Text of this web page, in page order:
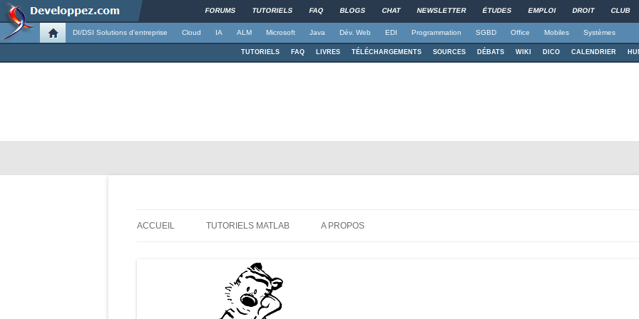
FORUMS TUTORIELS FAQ BLOGS CHAT NEWSLETTER ÉTUDES EMPLOI DROIT CLUB
DI/DSI Solutions d'entreprise Cloud IA ALM Microsoft Java Dév. Web EDI Programmation SGBD Office Mobiles Systèmes
TUTORIELS FAQ LIVRES TÉLÉCHARGEMENTS SOURCES DÉBATS WIKI DICO CALENDRIER
ACCUEIL TUTORIELS MATLAB A PROPOS